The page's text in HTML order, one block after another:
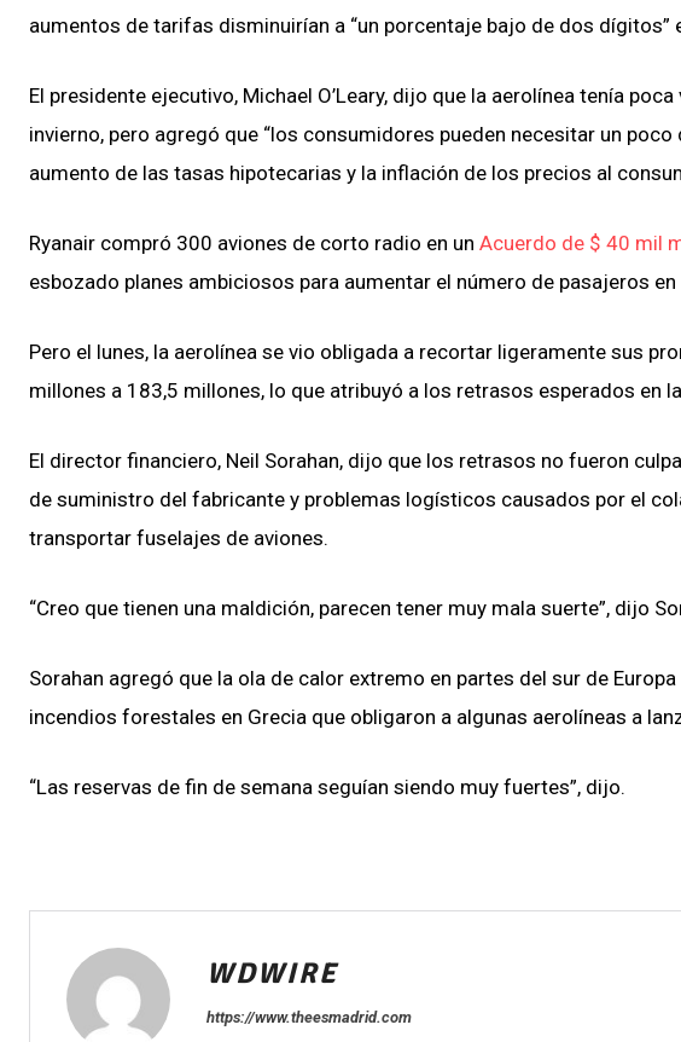
aumentos de tarifas disminuirían a “un porcentaje bajo de dos dígitos”
El presidente ejecutivo, Michael O’Leary, dijo que la aerolínea tenía
invierno, pero agregó que “los consumidores pueden necesitar un
aumento de las tasas hipotecarias y la inflación de los precios al
Ryanair compró 300 aviones de corto radio en un Acuerdo de $ 40 mil
esbozado planes ambiciosos para aumentar el número de pasajeros
Pero el lunes, la aerolínea se vio obligada a recortar ligeramente sus
millones a 183,5 millones, lo que atribuyó a los retrasos esperados en
El director financiero, Neil Sorahan, dijo que los retrasos no fueron
de suministro del fabricante y problemas logísticos causados ​​por el
transportar fuselajes de aviones.
“Creo que tienen una maldición, parecen tener muy mala suerte”, dijo
Sorahan agregó que la ola de calor extremo en partes del sur de
incendios forestales en Grecia que obligaron a algunas aerolíneas a
“Las reservas de fin de semana seguían siendo muy fuertes”, dijo.
WDWIRE
https://www.theesmadrid.com